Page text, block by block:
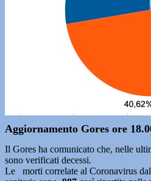
Aggiornamento Gores ore
Il Gores ha comunicato che, nelle
sono verificati decessi.
Le morti correlate al Coronavirus